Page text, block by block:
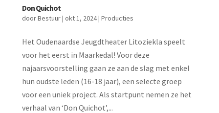
Don Quichot
doorBestuur| okt 1, 2024| Producties
Het Oudenaardse Jeugdtheater Litoziekla speelt
voor het eerst in Maarkedal! Voor deze
najaarsvoorstelling gaan ze aan de slag met enkel
hun oudste leden (16-18 jaar), een selecte groep
voor een uniek project. Als startpunt nemen ze het
verhaal van ‘Don Quichot’,...